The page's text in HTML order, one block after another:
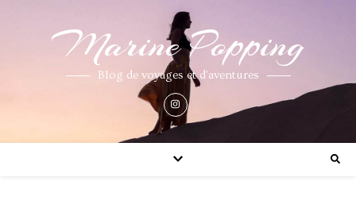
Marine Popping
Blog de voyages et d'aventures